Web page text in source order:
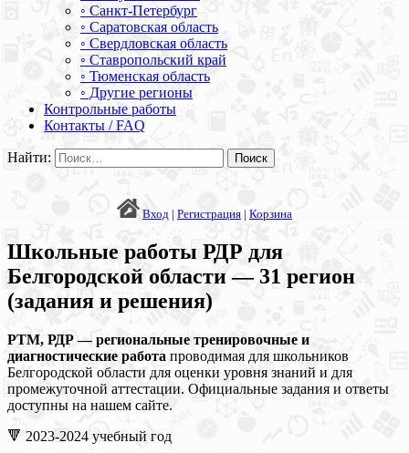
◦ Санкт-Петербург
◦ Саратовская область
◦ Свердловская область
◦ Ставропольский край
◦ Тюменская область
◦ Другие регионы
Контрольные работы
Контакты / FAQ
Найти:
Вход | Регистрация | Корзина
Школьные работы РДР для
Белгородской области — 31 регион
(задания и решения)
РТМ, РДР — региональные тренировочные и
диагностические работа проводимая для школьников
Белгородской области для оценки уровня знаний и для
промежуточной аттестации. Официальные задания и ответы
доступны на нашем сайте.
🔻 2023-2024 учебный год